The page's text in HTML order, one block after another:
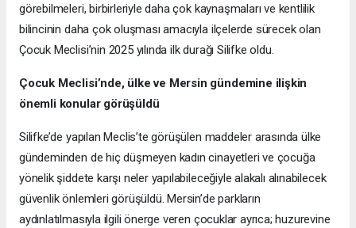
görebilmeleri, birbirleriyle daha çok kaynaşmaları ve kentlilik
bilincinin daha çok oluşması amacıyla ilçelerde sürecek olan
Çocuk Meclisi’nin 2025 yılında ilk durağı Silifke oldu.
Çocuk Meclisi’nde, ülke ve Mersin gündemine ilişkin
önemli konular görüşüldü
Silifke’de yapılan Meclis’te görüşülen maddeler arasında ülke
gündeminden de hiç düşmeyen kadın cinayetleri ve çocuğa
yönelik şiddete karşı neler yapılabileceğiyle alakalı alınabilecek
güvenlik önlemleri görüşüldü. Mersin’de parkların
aydınlatılmasıyla ilgili önerge veren çocuklar ayrıca; huzurevine